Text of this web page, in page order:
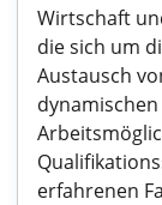
Wirtschaft
die sich um
Austausch
erfahrenen